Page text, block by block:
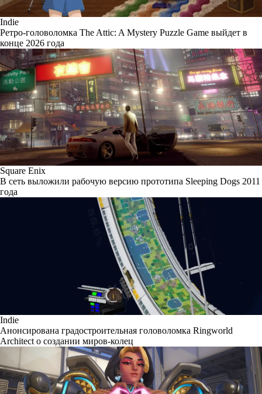
Indie
Ретро-головоломка The Attic: A Mystery Puzzle Game выйдет в
конце 2026 года
Square Enix
В сеть выложили рабочую версию прототипа Sleeping Dogs 2011
года
Indie
Анонсирована градостроительная головоломка Ringworld
Architect о создании миров-колец